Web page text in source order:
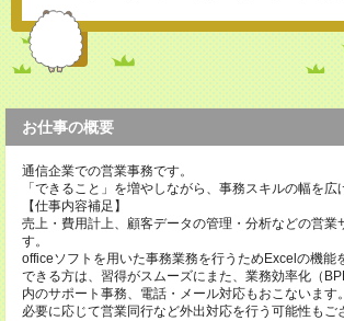
お仕事の概要
通信企業での営業事務です。
「できること」を増やしながら、事務スキルの幅を広
【仕事内容補足】
売上・費用計上、顧客データの管理・分析などの営業
す。
officeソフトを用いた事務業務を行うためExcelの機能
できる方は、習得がスムーズにまた、業務効率化（
内のサポート事務、電話・メール対応もおこないます。
必要に応じて営業同行など外出対応を行う可能性もご